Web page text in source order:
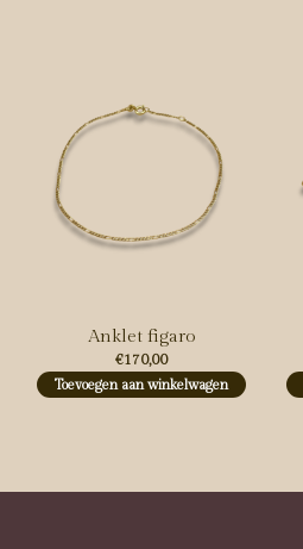
Anklet figaro
€170,00
Toevoegen aan winkelwagen